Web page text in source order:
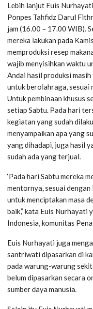
Lebih lanjut Euis
Ponpes Tahfidz Darul
jam (16.00 – 17.00 WIB).
mereka lakukan pada
memproduksi resep
wajib menyisihkan waktu
Andai hasil produksi
untuk berolahraga, sesuai
Untuk pembinaan khusus
setiap Sabtu. Pada hari
kegiatan yang sudah
menyampaikan apa yang
yang dihadapi, juga hasil
sudah ada yang terjual.
‘Pada hari Sabtu mereka
mentornya, sesuai
untuk menciptakan masa
baik,” kata Euis Nurhayati
Indonesia, komunitas
Euis Nurhayati juga
santriwati dipasarkan di
pada warung-warung
belum dipasarkan secara
sumber daya manusia.